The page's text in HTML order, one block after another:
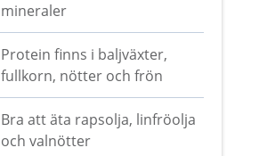
mineraler
Protein finns i baljväxter,
fullkorn, nötter och frön
Bra att äta rapsolja, linfröolja
och valnötter